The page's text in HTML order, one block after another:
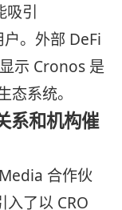
吸引
。外部 DeFi
示 Cronos 是
系统。
系和机构催
合作伙
了以 CRO